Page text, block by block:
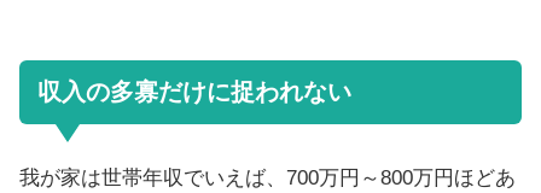
収入の多寡だけに捉われない
我が家は世帯年収でいえば、700万円～800万円ほどあ